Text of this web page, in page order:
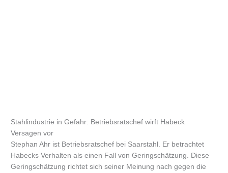
Stahlindustrie in Gefahr: Betriebsratschef wirft Habeck
Versagen vor
Stephan Ahr ist Betriebsratschef bei Saarstahl. Er betrachtet
Habecks Verhalten als einen Fall von Geringschätzung. Diese
Geringschätzung richtet sich seiner Meinung nach gegen die